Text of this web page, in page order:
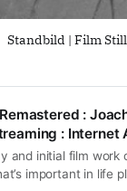
Standbild | Film
:
: Internet
and initial film work
important in life